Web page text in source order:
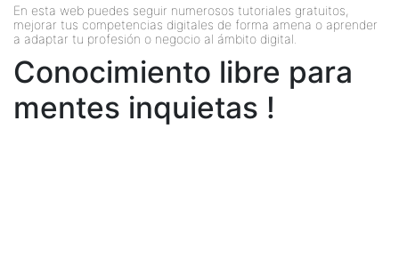
En esta web puedes seguir numerosos tutoriales gratuitos,
mejorar tus competencias digitales de forma amena o aprender
a adaptar tu profesión o negocio al ámbito digital.
Conocimiento libre para
mentes inquietas !